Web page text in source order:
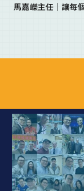
馬嘉嶸主任｜讓每